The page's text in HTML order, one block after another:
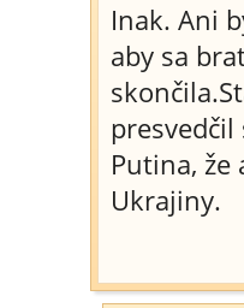
Inak. Ani
aby sa
Putina, že
Ukrajiny.